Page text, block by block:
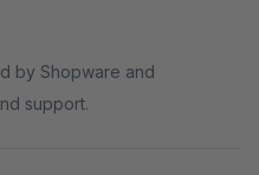
by Shopware and
support.